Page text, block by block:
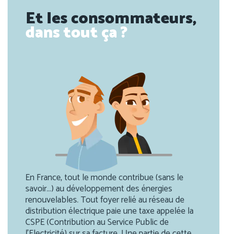
Et les consommateurs,
dans tout ça ?
En France, tout le monde contribue (sans le
savoir…) au développement des énergies
renouvelables. Tout foyer relié au réseau de
distribution électrique paie une taxe appelée la
CSPE (Contribution au Service Public de